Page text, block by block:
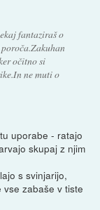
fantaziraš o
očitno si
ne muti o
uporabe - ratajo
skupaj z njim
s svinjarijo,
zabaše v tiste